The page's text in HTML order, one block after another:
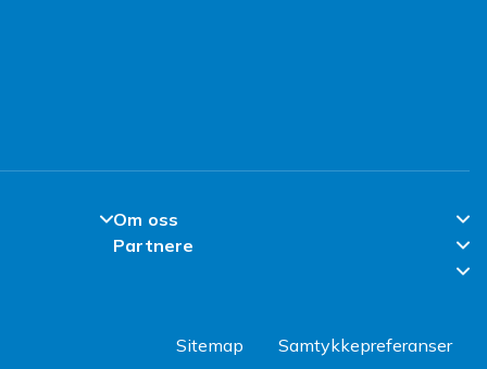
Om oss
Om Fyndiq
Jobbe hos Fyndiq
Partnere
Sitemap Samtykkepreferanser